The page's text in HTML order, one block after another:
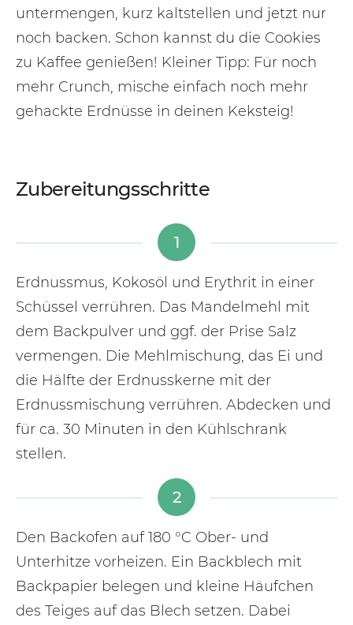
untermengen, kurz kaltstellen und jetzt nur
noch backen. Schon kannst du die Cookies
zu Kaffee genießen! Kleiner Tipp: Für noch
mehr Crunch, mische einfach noch mehr
gehackte Erdnüsse in deinen Keksteig!
Zubereitungsschritte
1
Erdnussmus, Kokosöl und Erythrit in einer
Schüssel verrühren. Das Mandelmehl mit
dem Backpulver und ggf. der Prise Salz
vermengen. Die Mehlmischung, das Ei und
die Hälfte der Erdnusskerne mit der
Erdnussmischung verrühren. Abdecken und
für ca. 30 Minuten in den Kühlschrank
stellen.
2
Den Backofen auf 180 °C Ober- und
Unterhitze vorheizen. Ein Backblech mit
Backpapier belegen und kleine Häufchen
des Teiges auf das Blech setzen. Dabei